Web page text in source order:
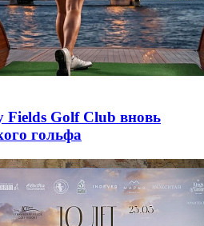
Golf Club вновь
гольфа